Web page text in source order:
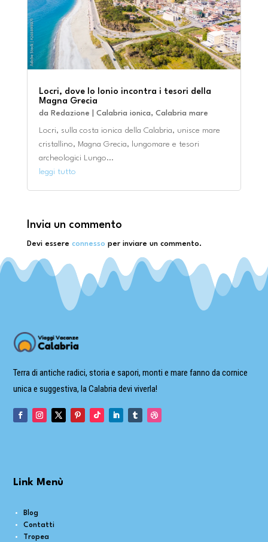
Locri, dove lo Ionio incontra i tesori della
Magna Grecia
da Redazione Calabria ionica, Calabria mare
Locri, sulla costa ionica della Calabria, unisce mare
cristallino, Magna Grecia, lungomare e tesori
archeologici Lungo...
leggi tutto
Invia un commento
Devi essere connesso per inviare un commento.
Terra di antiche radici, storia e sapori, monti e mare fanno da cornice
unica e suggestiva, la Calabria devi viverla!
Link Menù
Blog
Contatti
Tropea